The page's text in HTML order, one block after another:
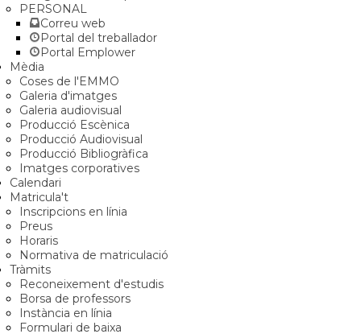
PERSONAL
Correu web
Portal del treballador
Portal Emplower
Mèdia
Coses de l'EMMO
Galeria d'imatges
Galeria audiovisual
Producció Escènica
Producció Audiovisual
Producció Bibliogràfica
Imatges corporatives
Calendari
Matricula't
Inscripcions en línia
Preus
Horaris
Normativa de matriculació
Tràmits
Reconeixement d'estudis
Borsa de professors
Instància en línia
Formulari de baixa